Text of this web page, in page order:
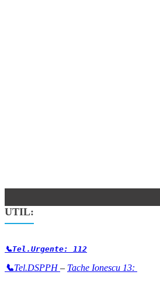
UTIL:
📞Tel.Urgente: 112
📞Tel.DSPPH– Tache Ionescu 13: